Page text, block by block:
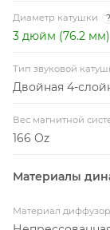
Диаметр катушки ?
3 дюйм (76.2 мм)
Тип звуковой
Двойная 4-
Вес магнитной
166 Oz
Материалы
Материал